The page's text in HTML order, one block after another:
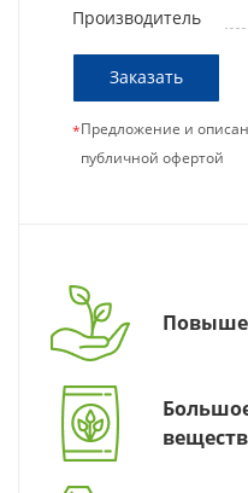
Производитель
Заказать
*Предложение и
публичной офертой
веществ